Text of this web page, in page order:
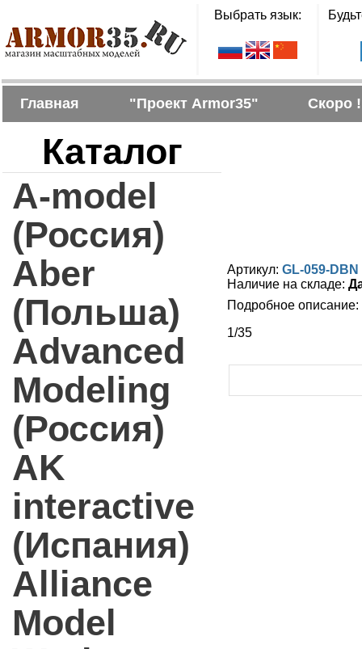
Выбрать язык:
Главная "Проект Armor35" Скоро !
Каталог
A-model
(Россия)
Aber
(Польша)
Advanced
Modeling
(Россия)
AK
interactive
(Испания)
Alliance
Model
Артикул: GL-059-DBN
Наличие на складе:
Подробное описание:
1/35